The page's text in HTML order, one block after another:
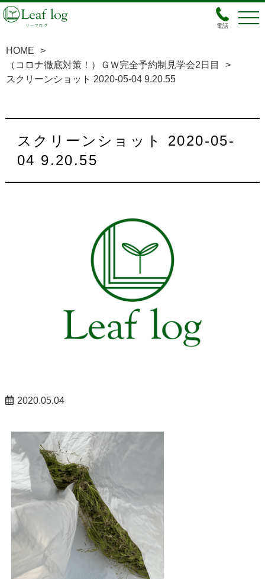
電話
HOME
>
（コロナ徹底対策！）ＧＷ完全予約制見学会2日目
>
スクリーンショット 2020-05-04 9.20.55
スクリーンショット 2020-05-
04 9.20.55
2020.05.04